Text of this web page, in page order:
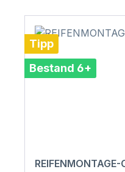
Tipp
Bestand 6+
REIFENMONTAGE-